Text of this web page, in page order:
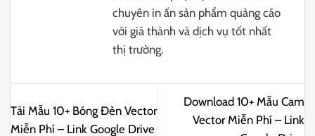
chuyên in ấn sản phẩm quảng cáo
với giá thành và dịch vụ tốt nhất
thị trường.
Tải Mẫu 10+ Bóng Đèn Vector
Miễn Phí – Link Google Drive
Download 10+ Mẫu Cam
Vector Miễn Phí – Link